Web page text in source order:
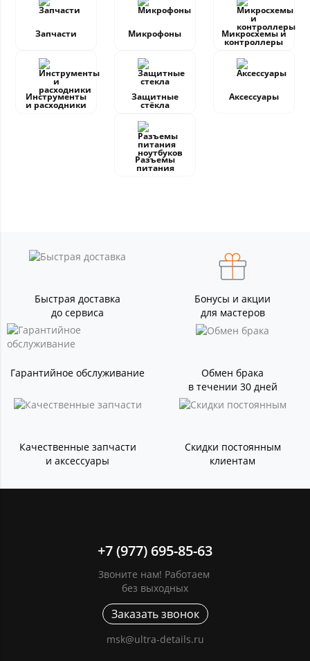
Запчасти Микрофоны Микросхемы и
контроллеры
Инструменты
и расходники
Защитные
стёкла
Аксессуары
Разъемы
питания
Быстрая доставка
до сервиса
Бонусы и акции
для мастеров
Гарантийное обслуживание
Обмен брака
в течении 30 дней
Качественные запчасти
и аксессуары
Скидки постоянным
клиентам
+7 (977) 695-85-63
Звоните нам! Работаем
без выходных
Заказать звонок
msk@ultra-details.ru